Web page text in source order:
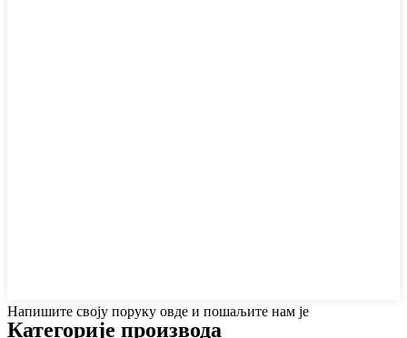
Напишите своју поруку овде и пошаљите нам је
Категорије производа